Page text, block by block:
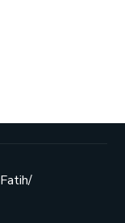
Fatih/